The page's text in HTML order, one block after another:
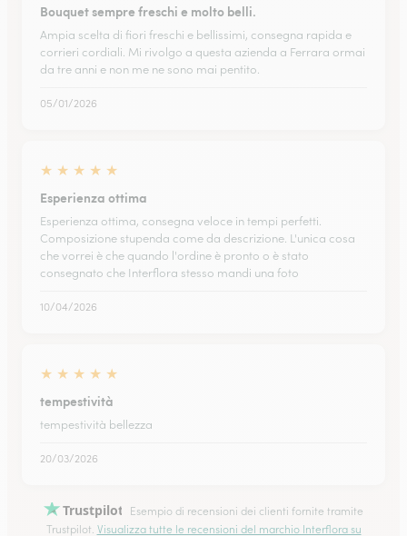
Bouquet sempre freschi e molto belli.
Ampia scelta di fiori freschi e bellissimi, consegna rapida e
corrieri cordiali. Mi rivolgo a questa azienda a Ferrara ormai
da tre anni e non me ne sono mai pentito.
05/01/2026
★ ★ ★ ★ ★
Esperienza ottima
Esperienza ottima, consegna veloce in tempi perfetti.
Composizione stupenda come da descrizione. L'unica cosa
che vorrei è che quando l'ordine è pronto o è stato
consegnato che Interflora stesso mandi una foto
10/04/2026
★ ★ ★ ★ ★
tempestività
tempestività bellezza
20/03/2026
Trustpilot
Esempio di recensioni dei clienti fornite tramite
Trustpilot. Visualizza tutte le recensioni del marchio Interflora su